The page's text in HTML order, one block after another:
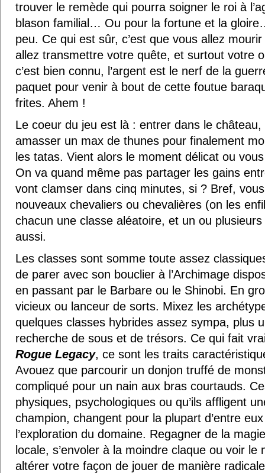
trouver le remède qui pourra soigner le roi à
blason familial… Ou pour la fortune et la
peu. Ce qui est sûr, c’est que vous allez
allez transmettre votre quête, et surtout votre
c’est bien connu, l’argent est le nerf de la
paquet pour venir à bout de cette foutue
frites. Ahem !
Le coeur du jeu est là : entrer dans le
amasser un max de thunes pour finalement
les tatas. Vient alors le moment délicat ou
On va quand même pas partager les gains
vont clamser dans cinq minutes, si ? Bref,
nouveaux chevaliers ou chevalières (on les
chacun une classe aléatoire, et un ou
aussi.
Les classes sont somme toute assez
de parer avec son bouclier à l’Archimage
en passant par le Barbare ou le Shinobi. En
vicieux ou lanceur de sorts. Mixez les
quelques classes hybrides assez sympa, plus
recherche de sous et de trésors. Ce qui fait
Rogue Legacy, ce sont les traits
Avouez que parcourir un donjon truffé de
compliqué pour un nain aux bras courtauds.
physiques, psychologiques ou qu’ils affligent
champion, changent pour la plupart d’entre
l’exploration du domaine. Regagner de la
locale, s’envoler à la moindre claque ou voir le
altérer votre façon de jouer de manière